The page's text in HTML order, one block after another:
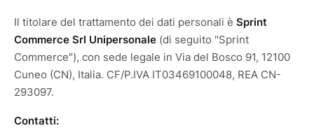
Il titolare del trattamento dei dati personali è Sprint
Commerce Srl Unipersonale (di seguito "Sprint
Commerce"), con sede legale in Via del Bosco 91, 12100
Cuneo (CN), Italia. CF/P.IVA IT03469100048, REA CN-
293097.
Contatti: